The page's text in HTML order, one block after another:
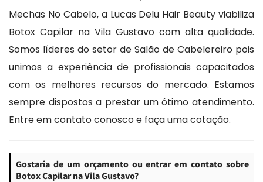
Mechas No Cabelo, a Lucas Delu Hair Beauty viabiliza
Botox Capilar na Vila Gustavo com alta qualidade.
Somos líderes do setor de Salão de Cabelereiro pois
unimos a experiência de profissionais capacitados
com os melhores recursos do mercado. Estamos
sempre dispostos a prestar um ótimo atendimento.
Entre em contato conosco e faça uma cotação.
Gostaria de um orçamento ou entrar em contato sobre
Botox Capilar na Vila Gustavo?